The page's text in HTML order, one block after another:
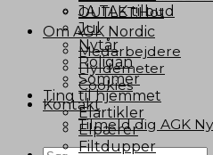
OUTLET!
Om AGK Nordic
Medarbejdere
Hyldemeter
Cookies
Kontakt
Tilmeld dig AGK
JA TAK tilbud
Jul
Nytår
Roligan
Sommer
Ting til hjemmet
Elartikler
Elpærer
Filtdupper